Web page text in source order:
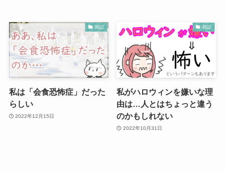
雑記
私は「会食恐怖症」だった
らしい
2022年12月15日
雑記
私がハロウィンを嫌いな理
由は…人とはちょっと違う
のかもしれない
2022年10月31日